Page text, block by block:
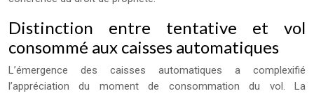
Distinction entre tentative et vol
consommé aux caisses automatiques
L’émergence des caisses automatiques a complexifié
l’appréciation du moment de consommation du vol. La